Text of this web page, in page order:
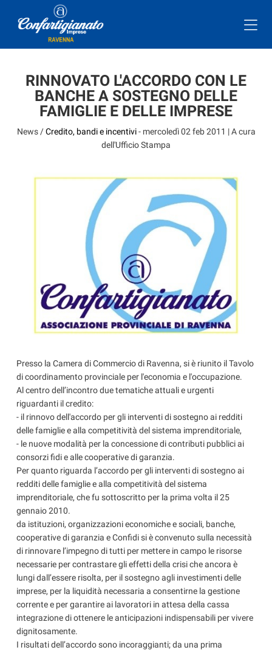
RINNOVATO L'ACCORDO CON LE
BANCHE A SOSTEGNO DELLE
FAMIGLIE E DELLE IMPRESE
News /Credito, bandi e incentivi- mercoledì 02 feb 2011 | A cura
dell'Ufficio Stampa
Presso la Camera di Commercio di Ravenna, si è riunito il Tavolo
di coordinamento provinciale per l'economia e l'occupazione.
Al centro dell’incontro due tematiche attuali e urgenti
riguardanti il credito:
- il rinnovo dell'accordo per gli interventi di sostegno ai redditi
delle famiglie e alla competitività del sistema imprenditoriale,
- le nuove modalità per la concessione di contributi pubblici ai
consorzi fidi e alle cooperative di garanzia.
Per quanto riguarda l’accordo per gli interventi di sostegno ai
redditi delle famiglie e alla competitività del sistema
imprenditoriale, che fu sottoscritto per la prima volta il 25
gennaio 2010.
da istituzioni, organizzazioni economiche e sociali, banche,
cooperative di garanzia e Confidi si è convenuto sulla necessità
di rinnovare l’impegno di tutti per mettere in campo le risorse
necessarie per contrastare gli effetti della crisi che ancora è
lungi dall’essere risolta, per il sostegno agli investimenti delle
imprese, per la liquidità necessaria a consentirne la gestione
corrente e per garantire ai lavoratori in attesa della cassa
integrazione di ottenere le anticipazioni indispensabili per vivere
dignitosamente.
I risultati dell’accordo sono incoraggianti; da una prima